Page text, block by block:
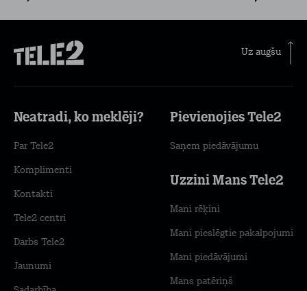
Uz augšu
Neatradi, ko meklēji?
Par Tele2
Komplimenti
Kontakti
Tele2 centri
Darbs Tele2
Jaunumi
Pievienojies Tele2
Saņem piedāvājumu
Uzzini Mans Tele2
Mani rēķini
Mani pieslēgtie pakalpojumi
Mani piedāvājumi
Mans patēriņš